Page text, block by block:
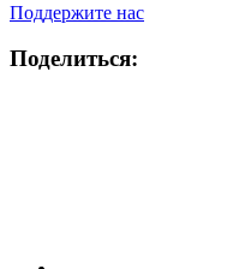
Поддержите нас
Поделиться: